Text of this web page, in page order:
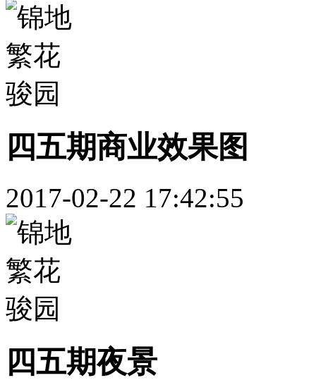
四五期商业效果图
2017-02-22 17:42:55
四五期夜景